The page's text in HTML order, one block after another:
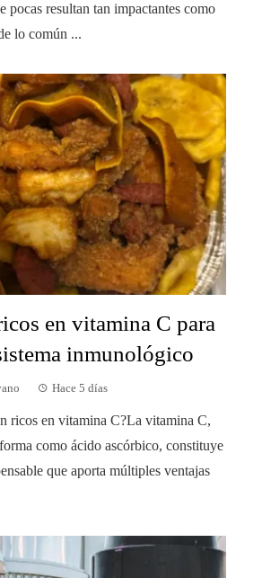
pocas resultan tan impactantes como
lo común ...
en vitamina C para
inmunológico
Hace 5 días
ricos en vitamina C?La vitamina C,
como ácido ascórbico, constituye
que aporta múltiples ventajas